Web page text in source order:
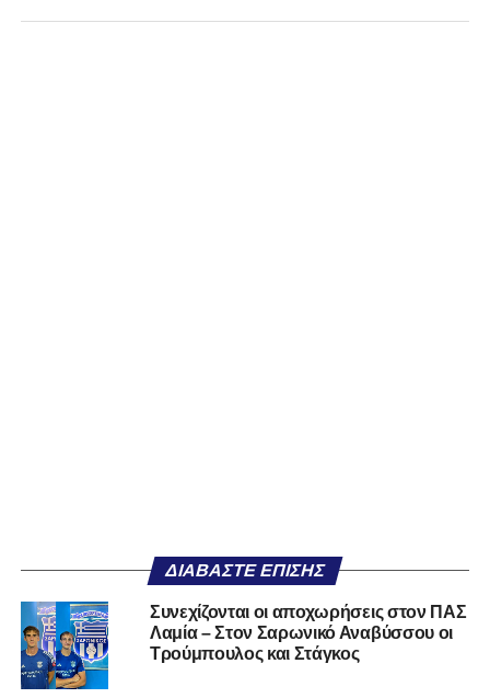
ΔΙΑΒΆΣΤΕ ΕΠΊΣΗΣ
Συνεχίζονται οι αποχωρήσεις στον ΠΑΣ
Λαμία – Στον Σαρωνικό Αναβύσσου οι
Τρούμπουλος και Στάγκος